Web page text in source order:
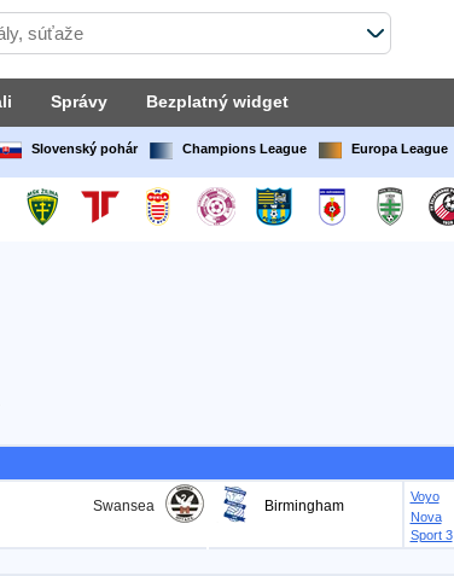
Správy Bezplatný widget
Slovenský pohár Champions League Europa League
Swansea Birmingham
Voyo
Nova
Sport 3